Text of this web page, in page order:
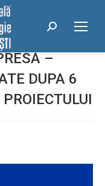
Search:
–
DUPA 6